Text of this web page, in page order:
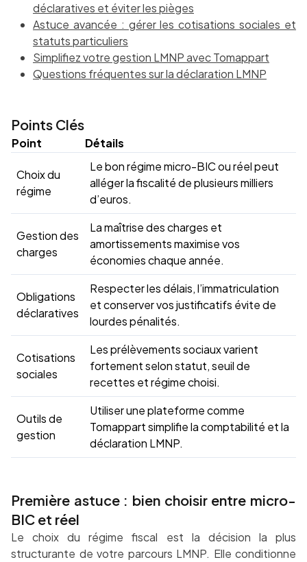
déclaratives et éviter les pièges
Astuce avancée : gérer les cotisations sociales et
statuts particuliers
Simplifiez votre gestion LMNP avec Tomappart
Questions fréquentes sur la déclaration LMNP
Points Clés
Point Détails
Choix du
régime
Le bon régime micro-BIC ou réel peut
alléger la fiscalité de plusieurs milliers
d’euros.
Gestion des
charges
La maîtrise des charges et
amortissements maximise vos
économies chaque année.
Obligations
déclaratives
Respecter les délais, l’immatriculation
et conserver vos justificatifs évite de
lourdes pénalités.
Cotisations
sociales
Les prélèvements sociaux varient
fortement selon statut, seuil de
recettes et régime choisi.
Outils de
gestion
Utiliser une plateforme comme
Tomappart simplifie la comptabilité et la
déclaration LMNP.
Première astuce : bien choisir entre micro-
BIC et réel
Le choix du régime fiscal est la décision la plus
structurante de votre parcours LMNP. Elle conditionne